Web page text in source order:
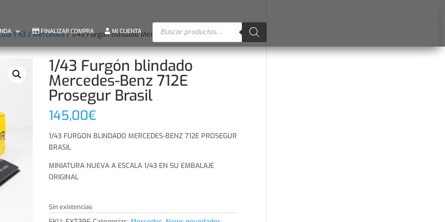
FINALIZAR COMPRA MI CUENTA Búsqueda
de
productos
1 43 /Mercedes/ 1/43 Furgón blindado Mercedes-Benz 712E
1/43 Furgón blindado
Mercedes-Benz 712E
Prosegur Brasil
145,00€
1/43 FURGON BLINDADO MERCEDES-BENZ 712E PROSEGUR
BRASIL
MINIATURA NUEVA A ESCALA 1/43 EN SU EMBALAJE
ORIGINAL
Sin existencias